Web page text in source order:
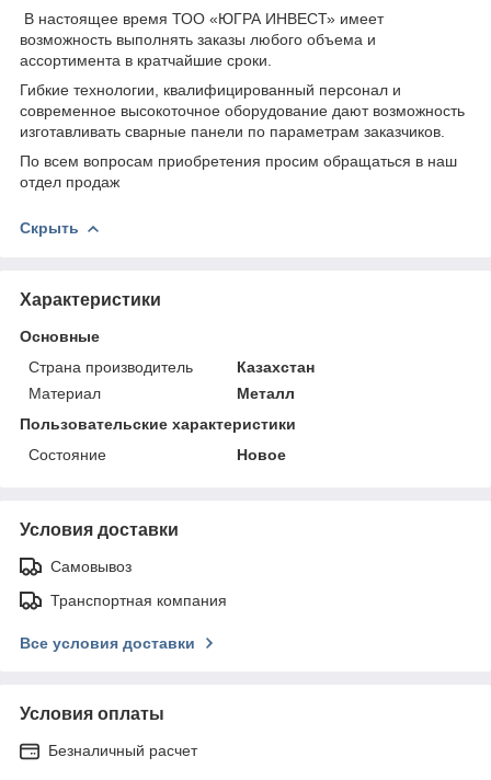
В настоящее время ТОО «ЮГРА ИНВЕСТ» имеет
возможность выполнять заказы любого объема и
ассортимента в кратчайшие сроки.
Гибкие технологии, квалифицированный персонал и
современное высокоточное оборудование дают возможность
изготавливать сварные панели по параметрам заказчиков.
По всем вопросам приобретения просим обращаться в наш
отдел продаж
Скрыть
Характеристики
Основные
Страна производитель
Казахстан
Материал
Металл
Пользовательские характеристики
Состояние
Новое
Условия доставки
Самовывоз
Транспортная компания
Все условия доставки
Условия оплаты
Безналичный расчет